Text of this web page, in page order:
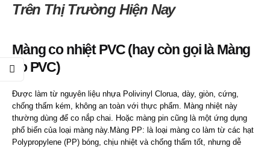
Trên Thị Trường Hiện Nay
Màng co nhiệt PVC (hay còn gọi là Màng
co PVC)
Được làm từ nguyên liệu nhựa Polivinyl Clorua, dày, giòn, cứng,
chống thấm kém, không an toàn với thực phẩm. Màng nhiệt này
thường dùng để co nắp chai. Hoặc màng pin cũng là một ứng dụng
phổ biến của loại màng này.Màng PP: là loại màng co làm từ các hạt
Polypropylene (PP) bóng, chịu nhiệt và chống thấm tốt, nhưng dễ